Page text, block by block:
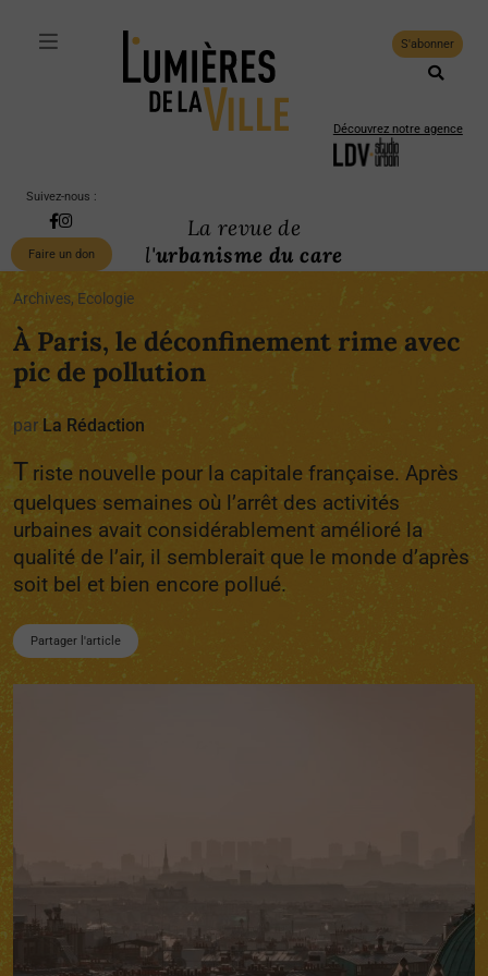
S'abonner
Découvrez notre agence
Suivez-nous :
Faire un don
La revue de
l'urbanisme du care
Archives, Ecologie
À Paris, le déconfinement rime avec
pic de pollution
par La Rédaction
T riste nouvelle pour la capitale française. Après
quelques semaines où l’arrêt des activités
urbaines avait considérablement amélioré la
qualité de l’air, il semblerait que le monde d’après
soit bel et bien encore pollué.
Partager l'article